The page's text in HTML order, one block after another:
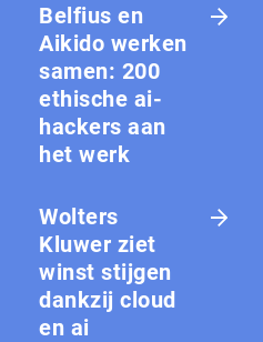
Belfius en
Aikido werken
samen: 200
ethische ai-
hackers aan
het werk
Wolters
Kluwer ziet
winst stijgen
dankzij cloud
en ai